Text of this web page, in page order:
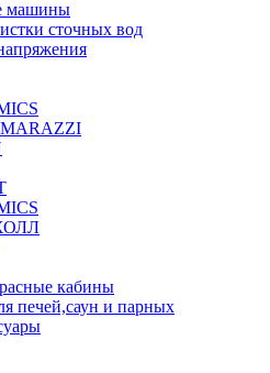
машины
сточных вод
кабины
печей,саун и парных